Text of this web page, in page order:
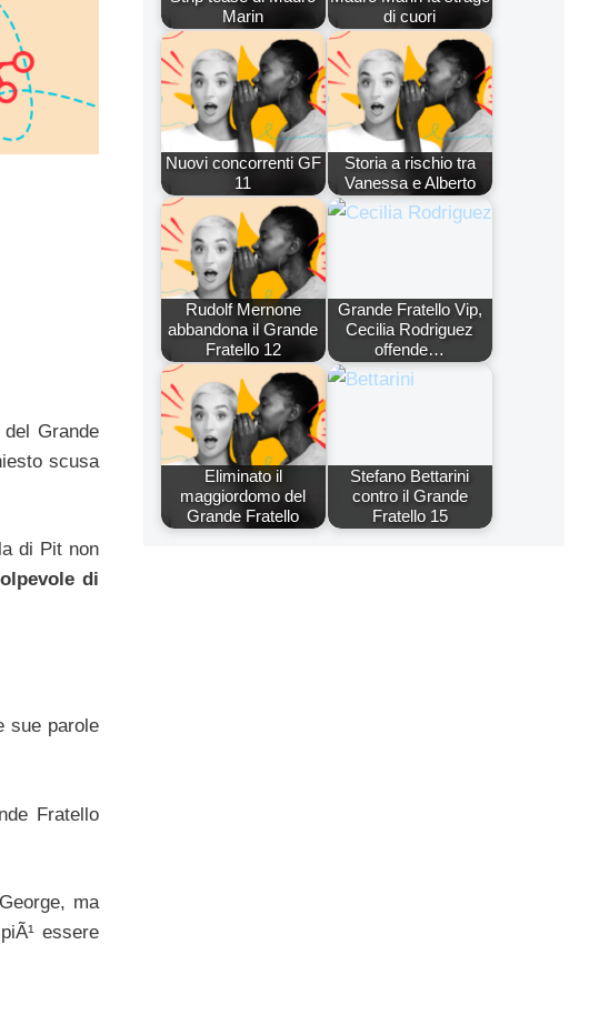
Grande
scusa
di Pit non
di
sue parole
Fratello
ma
essere
Marin
di cuori
Nuovi concorrenti GF
11
Storia a rischio tra
Vanessa e Alberto
Rudolf Mernone
abbandona il Grande
Fratello 12
Grande Fratello Vip,
Cecilia Rodriguez
offende…
Eliminato il
maggiordomo del
Grande Fratello
Stefano Bettarini
contro il Grande
Fratello 15